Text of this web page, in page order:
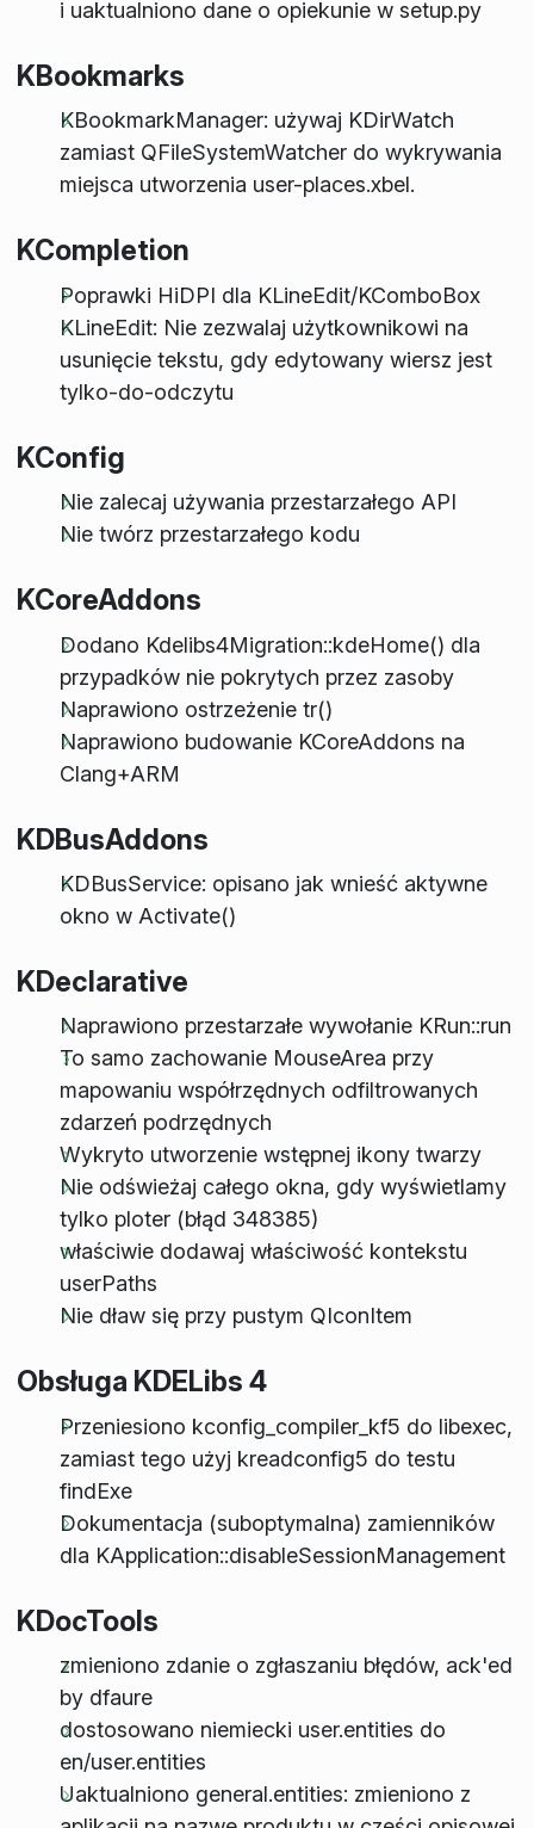
i uaktualniono dane o opiekunie w setup.py
KBookmarks
KBookmarkManager: używaj KDirWatch
zamiast QFileSystemWatcher do wykrywania
miejsca utworzenia user-places.xbel.
KCompletion
Poprawki HiDPI dla KLineEdit/KComboBox
KLineEdit: Nie zezwalaj użytkownikowi na
usunięcie tekstu, gdy edytowany wiersz jest
tylko-do-odczytu
KConfig
Nie zalecaj używania przestarzałego API
Nie twórz przestarzałego kodu
KCoreAddons
Dodano Kdelibs4Migration::kdeHome() dla
przypadków nie pokrytych przez zasoby
Naprawiono ostrzeżenie tr()
Naprawiono budowanie KCoreAddons na
Clang+ARM
KDBusAddons
KDBusService: opisano jak wnieść aktywne
okno w Activate()
KDeclarative
Naprawiono przestarzałe wywołanie KRun::run
To samo zachowanie MouseArea przy
mapowaniu współrzędnych odfiltrowanych
zdarzeń podrzędnych
Wykryto utworzenie wstępnej ikony twarzy
Nie odświeżaj całego okna, gdy wyświetlamy
tylko ploter (błąd 348385)
właściwie dodawaj właściwość kontekstu
userPaths
Nie dław się przy pustym QIconItem
Obsługa KDELibs 4
Przeniesiono kconfig_compiler_kf5 do libexec,
zamiast tego użyj kreadconfig5 do testu
findExe
Dokumentacja (suboptymalna) zamienników
dla KApplication::disableSessionManagement
KDocTools
zmieniono zdanie o zgłaszaniu błędów, ack'ed
by dfaure
dostosowano niemiecki user.entities do
en/user.entities
Uaktualniono general.entities: zmieniono z